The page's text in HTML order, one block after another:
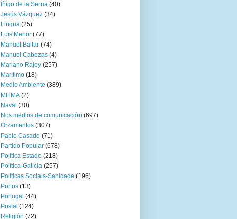
Íñigo de la Serna (40)
Jesús Vázquez (34)
Lingua (25)
Luis Menor (77)
Manuel Baltar (74)
Manuel Cabezas (4)
Mariano Rajoy (257)
Marítimo (18)
Medio Ambiente (389)
MITMA (2)
Naval (30)
Nos medios de comunicación (697)
Orzamentos (307)
Pablo Casado (71)
Partido Popular (678)
Política Estado (218)
Política-Galicia (257)
Políticas Sociais-Sanidade (196)
Portos (13)
Portugal (44)
Postal (124)
Religión (72)